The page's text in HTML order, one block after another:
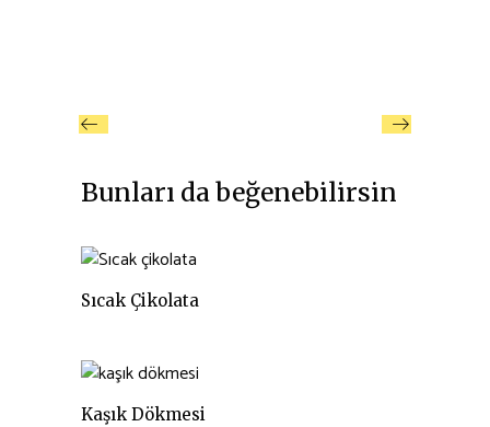
Bunları da beğenebilirsin
Sıcak Çikolata
Kaşık Dökmesi